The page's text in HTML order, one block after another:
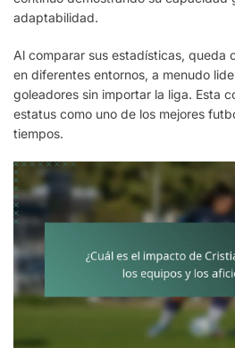
adaptabilidad.
Al comparar sus estadísticas, queda
en diferentes entornos, a menudo
goleadores sin importar la liga. Esta
estatus como uno de los mejores
tiempos.